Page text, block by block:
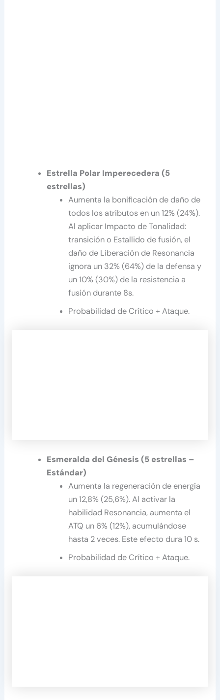
Estrella Polar Imperecedera (5
estrellas)
Aumenta la bonificación de daño de
todos los atributos en un 12% (24%).
Al aplicar Impacto de Tonalidad:
transición o Estallido de fusión, el
daño de Liberación de Resonancia
ignora un 32% (64%) de la defensa y
un 10% (30%) de la resistencia a
fusión durante 8s.
Probabilidad de Crítico + Ataque.
Esmeralda del Génesis (5 estrellas –
Estándar)
Aumenta la regeneración de energía
un 12,8% (25,6%). Al activar la
habilidad Resonancia, aumenta el
ATQ un 6% (12%), acumulándose
hasta 2 veces. Este efecto dura 10 s.
Probabilidad de Crítico + Ataque.